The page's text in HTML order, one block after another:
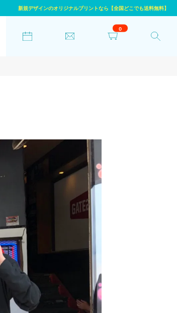
新規デザインのオリジナルプリントなら【全国どこでも送料無料】
0